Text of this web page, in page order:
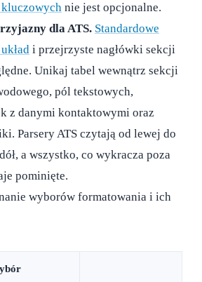
kluczowych nie jest opcjonalne.
dla ATS. Standardowe
i przejrzyste nagłówki sekcji
Unikaj tabel wewnątrz sekcji
pól tekstowych,
z danymi kontaktowymi oraz
Parsery ATS czytają od lewej do
a wszystko, co wykracza poza
pominięte.
wyborów formatowania i ich